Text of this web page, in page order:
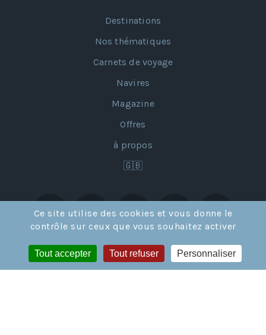
Ce site utilise des cookies et vous donne le
contrôle sur ceux que vous souhaitez activer
Tout accepter Tout refuser Personnaliser
Destinations
Nos thématiques
Carnets de voyage
Navires
Magazine
Offres
à propos
🇬🇧